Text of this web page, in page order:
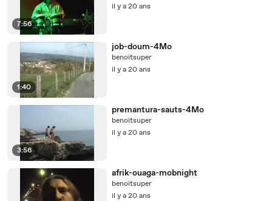
7:56
il y a 20 ans
1:40
job-doum-4Mo
benoitsuper
il y a 20 ans
3:56
premantura-sauts-4Mo
benoitsuper
il y a 20 ans
afrik-ouaga-mobnight
benoitsuper
il y a 20 ans